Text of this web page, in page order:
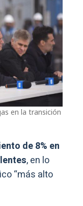
en la transición
de 8% en
, en lo
“más alto